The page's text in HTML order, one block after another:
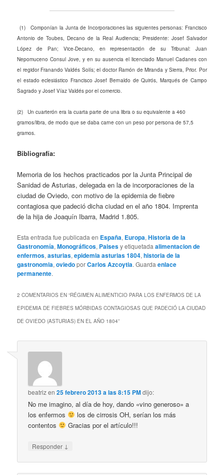
(1) Componían la Junta de Incorporaciones las siguientes personas: Francisco
Antonio de Toubes, Decano de la Real Audiencia; Presidente: Josef Salvador
López de Pan; Vice-Decano, en representación de su Tribunal: Juan
Nepomuceno Consul Jove, y en su ausencia el licenciado Manuel Cadanes con
el regidor Franando Valdés Solís; el doctor Ramón de Miranda y Sierra, Prior. Por
el estado eclesiástico Francisco Josef Bernaldo de Quirós, Marqués de Campo
Sagrado y Josef Víaz Valdés por el comercio.
(2) Un cuarterón era la cuarta parte de una libra o su equivalente a 460
gramos/libra, de modo que se daba carne con un peso por persona de 57,5
gramos.
Bibliografía:
Memoria de los hechos practicados por la Junta Principal de
Sanidad de Asturias, delegada en la de incorporaciones de la
ciudad de Oviedo, con motivo de la epidemia de fiebre
contagiosa que padeció dicha ciudad en el año 1804. Imprenta
de la hija de Joaquín Ibarra, Madrid 1.805.
Esta entrada fue publicada en España, Europa,Historia de la
Gastronomía,Monográficos, Paisesy etiquetadaalimentacion de
enfermos,asturias,epidemia asturias 1804,historia de la
gastronomia,oviedoporCarlos Azcoytia. Guardaenlace
permanente.
2 COMENTARIOS EN “RÉGIMEN ALIMENTICIO PARA LOS ENFERMOS DE LA
EPIDEMIA DE FIEBRES MÓRBIDAS CONTAGIOSAS QUE PADECIÓ LA CIUDAD
DE OVIEDO (ASTURIAS) EN EL AÑO 1804”
beatrizen25 febrero 2013 a las 8:15 PMdijo:
No me imagino, al día de hoy, dando «vino generoso» a
los enfermos
los de cirrosis OH, serían los más
contentos
Gracias por el artículo!!!
Responder ↓